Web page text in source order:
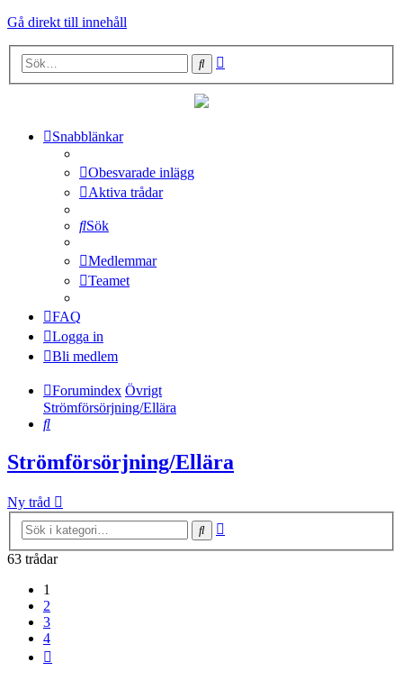
Gå direkt till innehåll
Sök
Snabblänkar
Obesvarade inlägg
Aktiva trådar
Sök
Medlemmar
Teamet
FAQ
Logga in
Bli medlem
Forumindex Övrigt
Strömförsörjning/Ellära
Sök
Strömförsörjning/Ellära
Ny tråd
Sök
63 trådar
1
2
3
4